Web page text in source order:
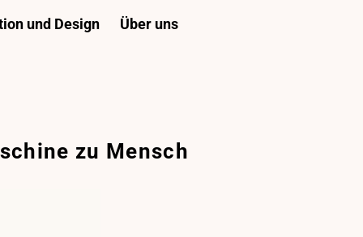
und Design Über uns
zu Mensch